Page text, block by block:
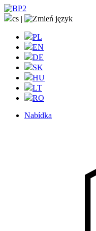
cs |
PL
EN
DE
SK
HU
LT
RO
Nabídka